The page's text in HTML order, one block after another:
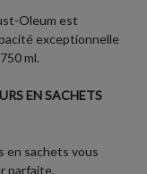
Oleum est
exceptionnelle
ml.
EN SACHETS
en sachets vous
parfaite.